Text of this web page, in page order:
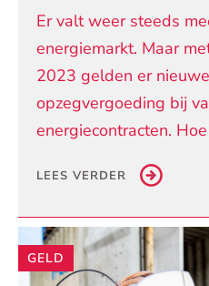
Er valt weer steeds
energiemarkt. Maar
2023 gelden er
opzegvergoeding bij
energiecontracten.
LEES VERDER
GELD